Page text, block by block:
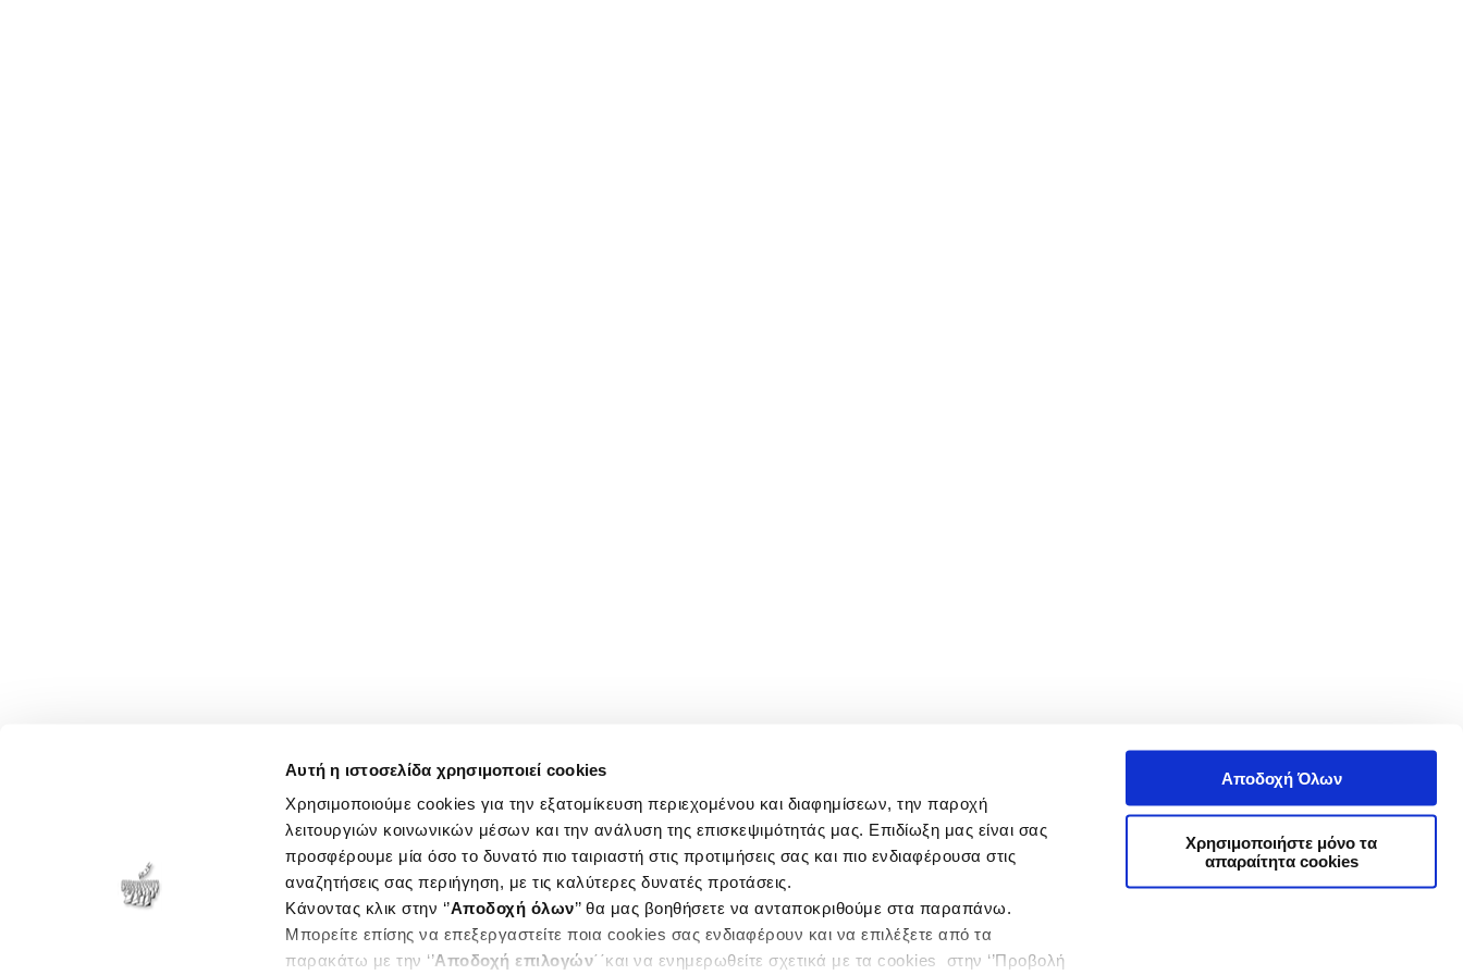
Αυτή η ιστοσελίδα χρησιμοποιεί cookies
Χρησιμοποιούμε cookies για την εξατομίκευση περιεχομένου και διαφημίσεων, την παροχή
λειτουργιών κοινωνικών μέσων και την ανάλυση της επισκεψιμότητάς μας. Επιδίωξη μας είναι σας
προσφέρουμε μία όσο το δυνατό πιο ταιριαστή στις προτιμήσεις σας και πιο ενδιαφέρουσα στις
αναζητήσεις σας περιήγηση, με τις καλύτερες δυνατές προτάσεις.
Κάνοντας κλικ στην ‘’Αποδοχή όλων’’ θα μας βοηθήσετε να ανταποκριθούμε στα παραπάνω.
Μπορείτε επίσης να επεξεργαστείτε ποια cookies σας ενδιαφέρουν και να επιλέξετε από τα
παρακάτω με την ‘’Αποδοχή επιλογών΄΄και να ενημερωθείτε σχετικά με τα cookies στην ‘’Προβολή
Αποδοχή Όλων
Χρησιμοποιήστε μόνο τα
απαραίτητα cookies